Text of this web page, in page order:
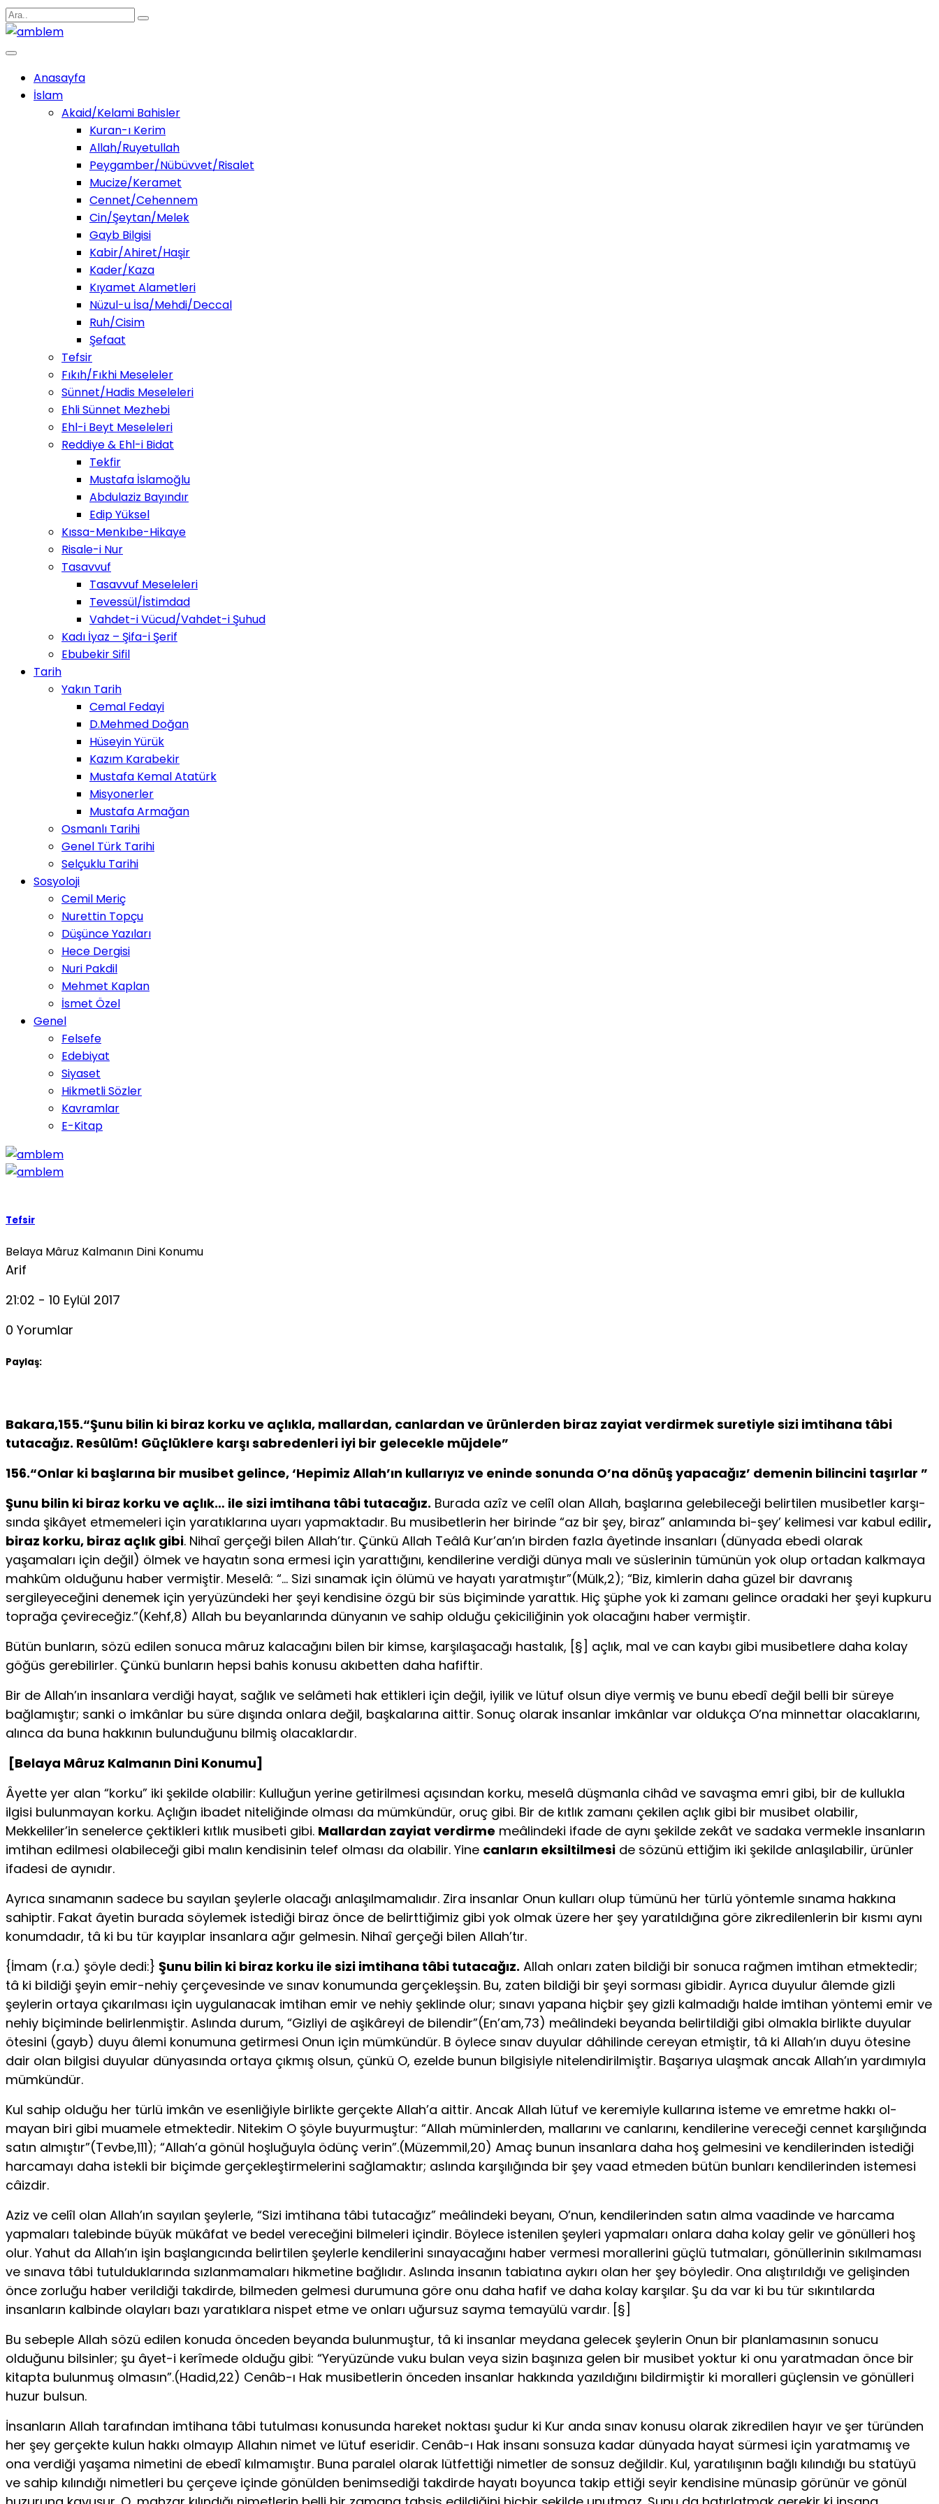
Anasayfa
İslam
Akaid/Kelami Bahisler
Kuran-ı Kerim
Allah/Ruyetullah
Peygamber/Nübüvvet/Risalet
Mucize/Keramet
Cennet/Cehennem
Cin/Şeytan/Melek
Gayb Bilgisi
Kabir/Ahiret/Haşir
Kader/Kaza
Kıyamet Alametleri
Nüzul-u İsa/Mehdi/Deccal
Ruh/Cisim
Şefaat
Tefsir
Fıkıh/Fıkhi Meseleler
Sünnet/Hadis Meseleleri
Ehli Sünnet Mezhebi
Ehl-i Beyt Meseleleri
Reddiye & Ehl-i Bidat
Tekfir
Mustafa İslamoğlu
Abdulaziz Bayındır
Edip Yüksel
Kıssa-Menkıbe-Hikaye
Risale-i Nur
Tasavvuf
Tasavvuf Meseleleri
Tevessül/İstimdad
Vahdet-i Vücud/Vahdet-i Şuhud
Kadı İyaz – Şifa-i Şerif
Ebubekir Sifil
Tarih
Yakın Tarih
Cemal Fedayi
D.Mehmed Doğan
Hüseyin Yürük
Kazım Karabekir
Mustafa Kemal Atatürk
Misyonerler
Mustafa Armağan
Osmanlı Tarihi
Genel Türk Tarihi
Selçuklu Tarihi
Sosyoloji
Cemil Meriç
Nurettin Topçu
Düşünce Yazıları
Hece Dergisi
Nuri Pakdil
Mehmet Kaplan
İsmet Özel
Genel
Felsefe
Edebiyat
Siyaset
Hikmetli Sözler
Kavramlar
E-Kitap
Tefsir
Belaya Mâruz Kalmanın Dini Konumu
Arif
21:02 - 10 Eylül 2017
0 Yorumlar
Paylaş:
Bakara,155.“Şunu bilin ki biraz korku ve açlıkla, mallardan, canlardan ve ürünlerden biraz zayiat verdirmek suretiyle sizi imtihana tâbi
tutacağız. Resûlüm! Güçlüklere karşı sabredenleri iyi bir gelecekle müjdele”
156.“Onlar ki başlarına bir musibet gelince, ‘Hepimiz Allah’ın kulları­yız ve eninde sonunda O’na dönüş yapacağız’ demenin bilincini taşırlar ”
Şunu bilin ki biraz korku ve açlık… ile sizi imtihana tâbi tutacağız. Bu­rada azîz ve celîl olan Allah, başlarına gelebileceği belirtilen musibetler karşı­
sında şikâyet etmemeleri için yaratıklarına uyarı yapmaktadır. Bu musibetlerin her birinde “az bir şey, biraz” anlamında bi-şey’ kelimesi var kabul edilir,
biraz korku, biraz açlık gibi. Nihaî gerçeği bilen Allah’tır. Çünkü Allah Teâlâ Kur’an’ın birden fazla âyetinde insanları (dünyada ebedi olarak
yaşamaları için değil) ölmek ve hayatın sona ermesi için yarattığını, kendilerine verdiği dünya malı ve süslerinin tümünün yok olup ortadan kalkmaya
mahkûm olduğunu haber vermiştir. Meselâ: “… Sizi sınamak için ölümü ve hayatı yaratmıştır”(Mülk,2); “Biz, kimlerin daha güzel bir davranış
sergileyeceğini denemek için yeryüzündeki her şeyi kendisine özgü bir süs biçiminde yarattık. Hiç şüphe yok ki zamanı gelince oradaki her şeyi kupkuru
toprağa çevireceğiz.”(Kehf,8) Allah bu be­yanlarında dünyanın ve sahip olduğu çekiciliğinin yok olacağını haber ver­miştir.
Bütün bunların, sözü edilen sonuca mâruz kalacağını bilen bir kimse, karşılaşacağı hastalık, [§] açlık, mal ve can kaybı gibi musibetlere daha kolay
göğüs gerebilirler. Çünkü bunların hepsi bahis konusu akıbetten daha hafiftir.
Bir de Allah’ın insanlara verdiği hayat, sağlık ve selâmeti hak ettikleri için de­ğil, iyilik ve lütuf olsun diye vermiş ve bunu ebedî değil belli bir süreye
bağla­mıştır; sanki o imkânlar bu süre dışında onlara değil, başkalarına aittir. Sonuç olarak insanlar imkânlar var oldukça O’na minnettar olacaklarını,
alınca da buna hakkının bulunduğunu bilmiş olacaklardır.
[Belaya Mâruz Kalmanın Dini Konumu]
Âyette yer alan “korku” iki şekilde olabilir: Kulluğun yerine getirilmesi açısından korku, meselâ düşmanla cihâd ve savaşma emri gibi, bir de kul­lukla
ilgisi bulunmayan korku. Açlığın ibadet niteliğinde olması da müm­kündür, oruç gibi. Bir de kıtlık zamanı çekilen açlık gibi bir musibet olabilir,
Mekkeliler’in senelerce çektikleri kıtlık musibeti gibi. Mallardan zayiat ver­dirme meâlindeki ifade de aynı şekilde zekât ve sadaka vermekle insanların
imtihan edilmesi olabileceği gibi malın kendisinin telef olması da olabilir. Yine canların eksiltilmesi de sözünü ettiğim iki şekilde anlaşılabilir, ürünler
ifadesi de aynıdır.
Ayrıca sınamanın sadece bu sayılan şeylerle olacağı anlaşılmamalıdır. Zira insanlar Onun kulları olup tümünü her türlü yöntemle sınama hakkına
sahip­tir. Fakat âyetin burada söylemek istediği biraz önce de belirttiğimiz gibi yok olmak üzere her şey yaratıldığına göre zikredilenlerin bir kısmı aynı
konumda­dır, tâ ki bu tür kayıplar insanlara ağır gelmesin. Nihaî gerçeği bilen Allah’tır.
{İmam (r.a.) şöyle dedi:} Şunu bilin ki biraz korku ile sizi imtihana tâbi tutacağız. Allah onları zaten bildiği bir sonuca rağmen imtihan etmektedir;
tâ ki bildiği şeyin emir-nehiy çerçevesinde ve sınav konumunda gerçekleşsin. Bu, zaten bildiği bir şeyi sorması gibidir. Ayrıca duyulur âlemde gizli
şeylerin orta­ya çıkarılması için uygulanacak imtihan emir ve nehiy şeklinde olur; sınavı ya­pana hiçbir şey gizli kalmadığı halde imtihan yöntemi emir ve
nehiy biçiminde belirlenmiştir. Aslında durum, “Gizliyi de aşikâreyi de bilendir”(En’am,73) meâlindeki beyanda belirtildiği gibi olmakla birlikte duyular
ötesini (gayb) duyu âlemi konumuna getirmesi Onun için mümkündür. B öylece sınav duyular dâhilinde cereyan etmiştir, tâ ki Allah’ın duyu ötesine
dair olan bilgisi duyular dünya­sında ortaya çıkmış olsun, çünkü O, ezelde bunun bilgisiyle nitelendirilmiştir. Başarıya ulaşmak ancak Allah’ın yardımıyla
mümkündür.
Kul sahip olduğu her türlü imkân ve esenliğiyle birlikte gerçekte Allah’a aittir. Ancak Allah lütuf ve keremiyle kullarına isteme ve emretme hakkı ol­
mayan biri gibi muamele etmektedir. Nitekim O şöyle buyurmuştur: “Allah müminlerden, mallarını ve canlarını, kendilerine vereceği cennet karşılığında
satın almıştır”(Tevbe,111); “Allah’a gönül hoşluğuyla ödünç verin”.(Müzemmil,20) Amaç bunun in­sanlara daha hoş gelmesini ve kendilerinden istediği
harcamayı daha istekli bir biçimde gerçekleştirmelerini sağlamaktır; aslında karşılığında bir şey vaad et­meden bütün bunları kendilerinden istemesi
câizdir.
Aziz ve celîl olan Allah’ın sayılan şeylerle, “Sizi imtihana tâbi tutacağız” meâlindeki beyanı, O’nun, ken­dilerinden satın alma vaadinde ve harcama
yapmaları talebinde büyük mükâfat ve bedel vereceğini bilmeleri içindir. Böylece istenilen şeyleri yapmaları onlara daha kolay gelir ve gönülleri hoş
olur. Yahut da Allah’ın işin başlangıcında be­lirtilen şeylerle kendilerini sınayacağını haber vermesi morallerini güçlü tut­maları, gönüllerinin sıkılmaması
ve sınava tâbi tutulduklarında sızlanmamaları hikmetine bağlıdır. Aslında insanın tabiatına aykırı olan her şey böyledir. Ona alıştırıldığı ve gelişinden
önce zorluğu haber verildiği takdirde, bilmeden gelmesi durumuna göre onu daha hafif ve daha kolay karşılar. Şu da var ki bu tür sıkıntılarda
insanların kalbinde olayları bazı yaratıklara nispet etme ve on­ları uğursuz sayma temayülü vardır. [§]
Bu sebeple Allah sözü edilen konuda önceden beyanda bulunmuştur, tâ ki insanlar meydana gelecek şeylerin Onun bir planlamasının sonucu
olduğunu bilsinler; şu âyet-i kerîmede olduğu gibi: “Yeryüzünde vuku bulan veya sizin başınıza gelen bir musibet yoktur ki onu yaratmadan önce bir
kitapta bulunmuş olmasın”.(Hadid,22) Cenâb-ı Hak musibetlerin önceden insanlar hakkında yazıldığını bildirmiştir ki moralleri güçlensin ve gönülleri
huzur bulsun.
İnsanların Allah tarafından imtihana tâbi tutulması konusunda hareket noktası şudur ki Kur anda sınav konusu olarak zikredilen hayır ve şer türün­den
her şey gerçekte kulun hakkı olmayıp Allahın nimet ve lütuf eseridir. Cenâb-ı Hak insanı sonsuza kadar dünyada hayat sürmesi için yaratmamış ve
ona verdiği yaşama nimetini de ebedî kılmamıştır. Buna paralel olarak lütfet­tiği nimetler de sonsuz değildir. Kul, yaratılışının bağlı kılındığı bu statüyü
ve sahip kılındığı nimetleri bu çerçeve içinde gönülden benimsediği takdirde ha­yatı boyunca takip ettiği seyir kendisine münasip görünür ve gönül